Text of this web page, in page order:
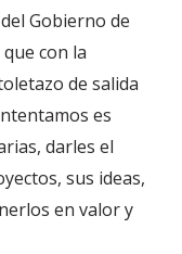
Gobierno de
con la
de salida
es
darles el
sus ideas,
en valor y